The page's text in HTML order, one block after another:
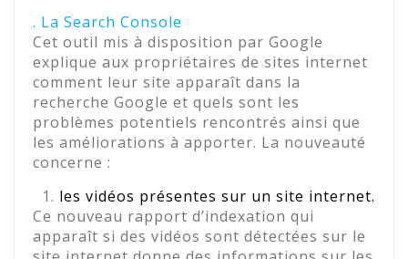
. La Search Console
Cet outil mis à disposition par Google
explique aux propriétaires de sites internet
comment leur site apparaît dans la
recherche Google et quels sont les
problèmes potentiels rencontrés ainsi que
les améliorations à apporter. La nouveauté
concerne :
1. les vidéos présentes sur un site internet.
Ce nouveau rapport d’indexation qui
apparaît si des vidéos sont détectées sur le